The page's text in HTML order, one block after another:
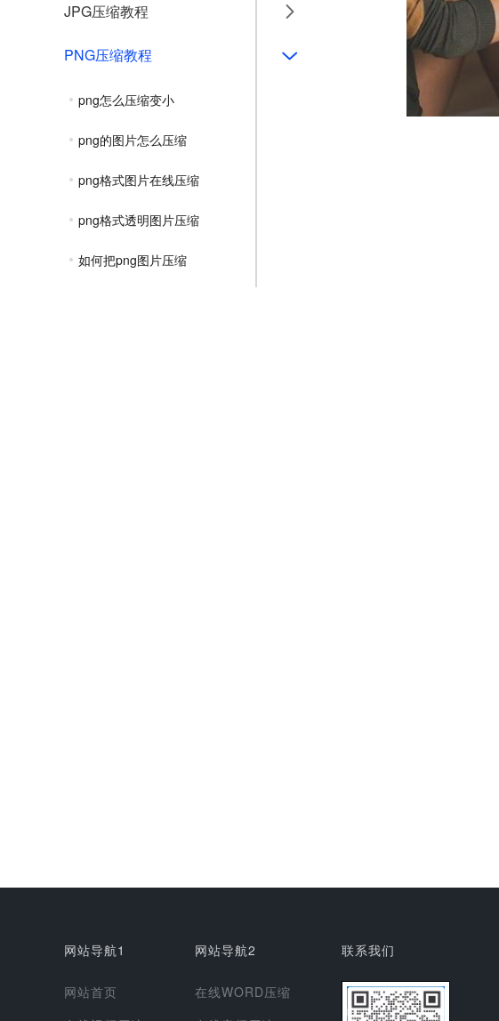
JPG压缩教程
PNG压缩教程
png怎么压缩变小
png的图片怎么压缩
png格式图片在线压缩
png格式透明图片压缩
如何把png图片压缩
网站导航1
网站首页
网站导航2
在线WORD压缩
联系我们